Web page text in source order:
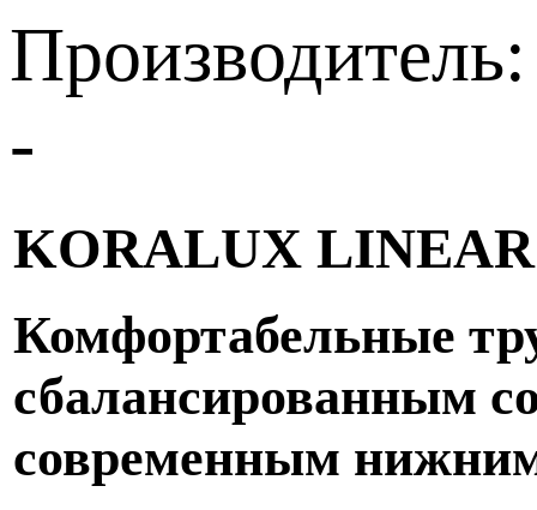
Производитель:
-
KORALUX
Комфортабельные
сбалансированным
современным